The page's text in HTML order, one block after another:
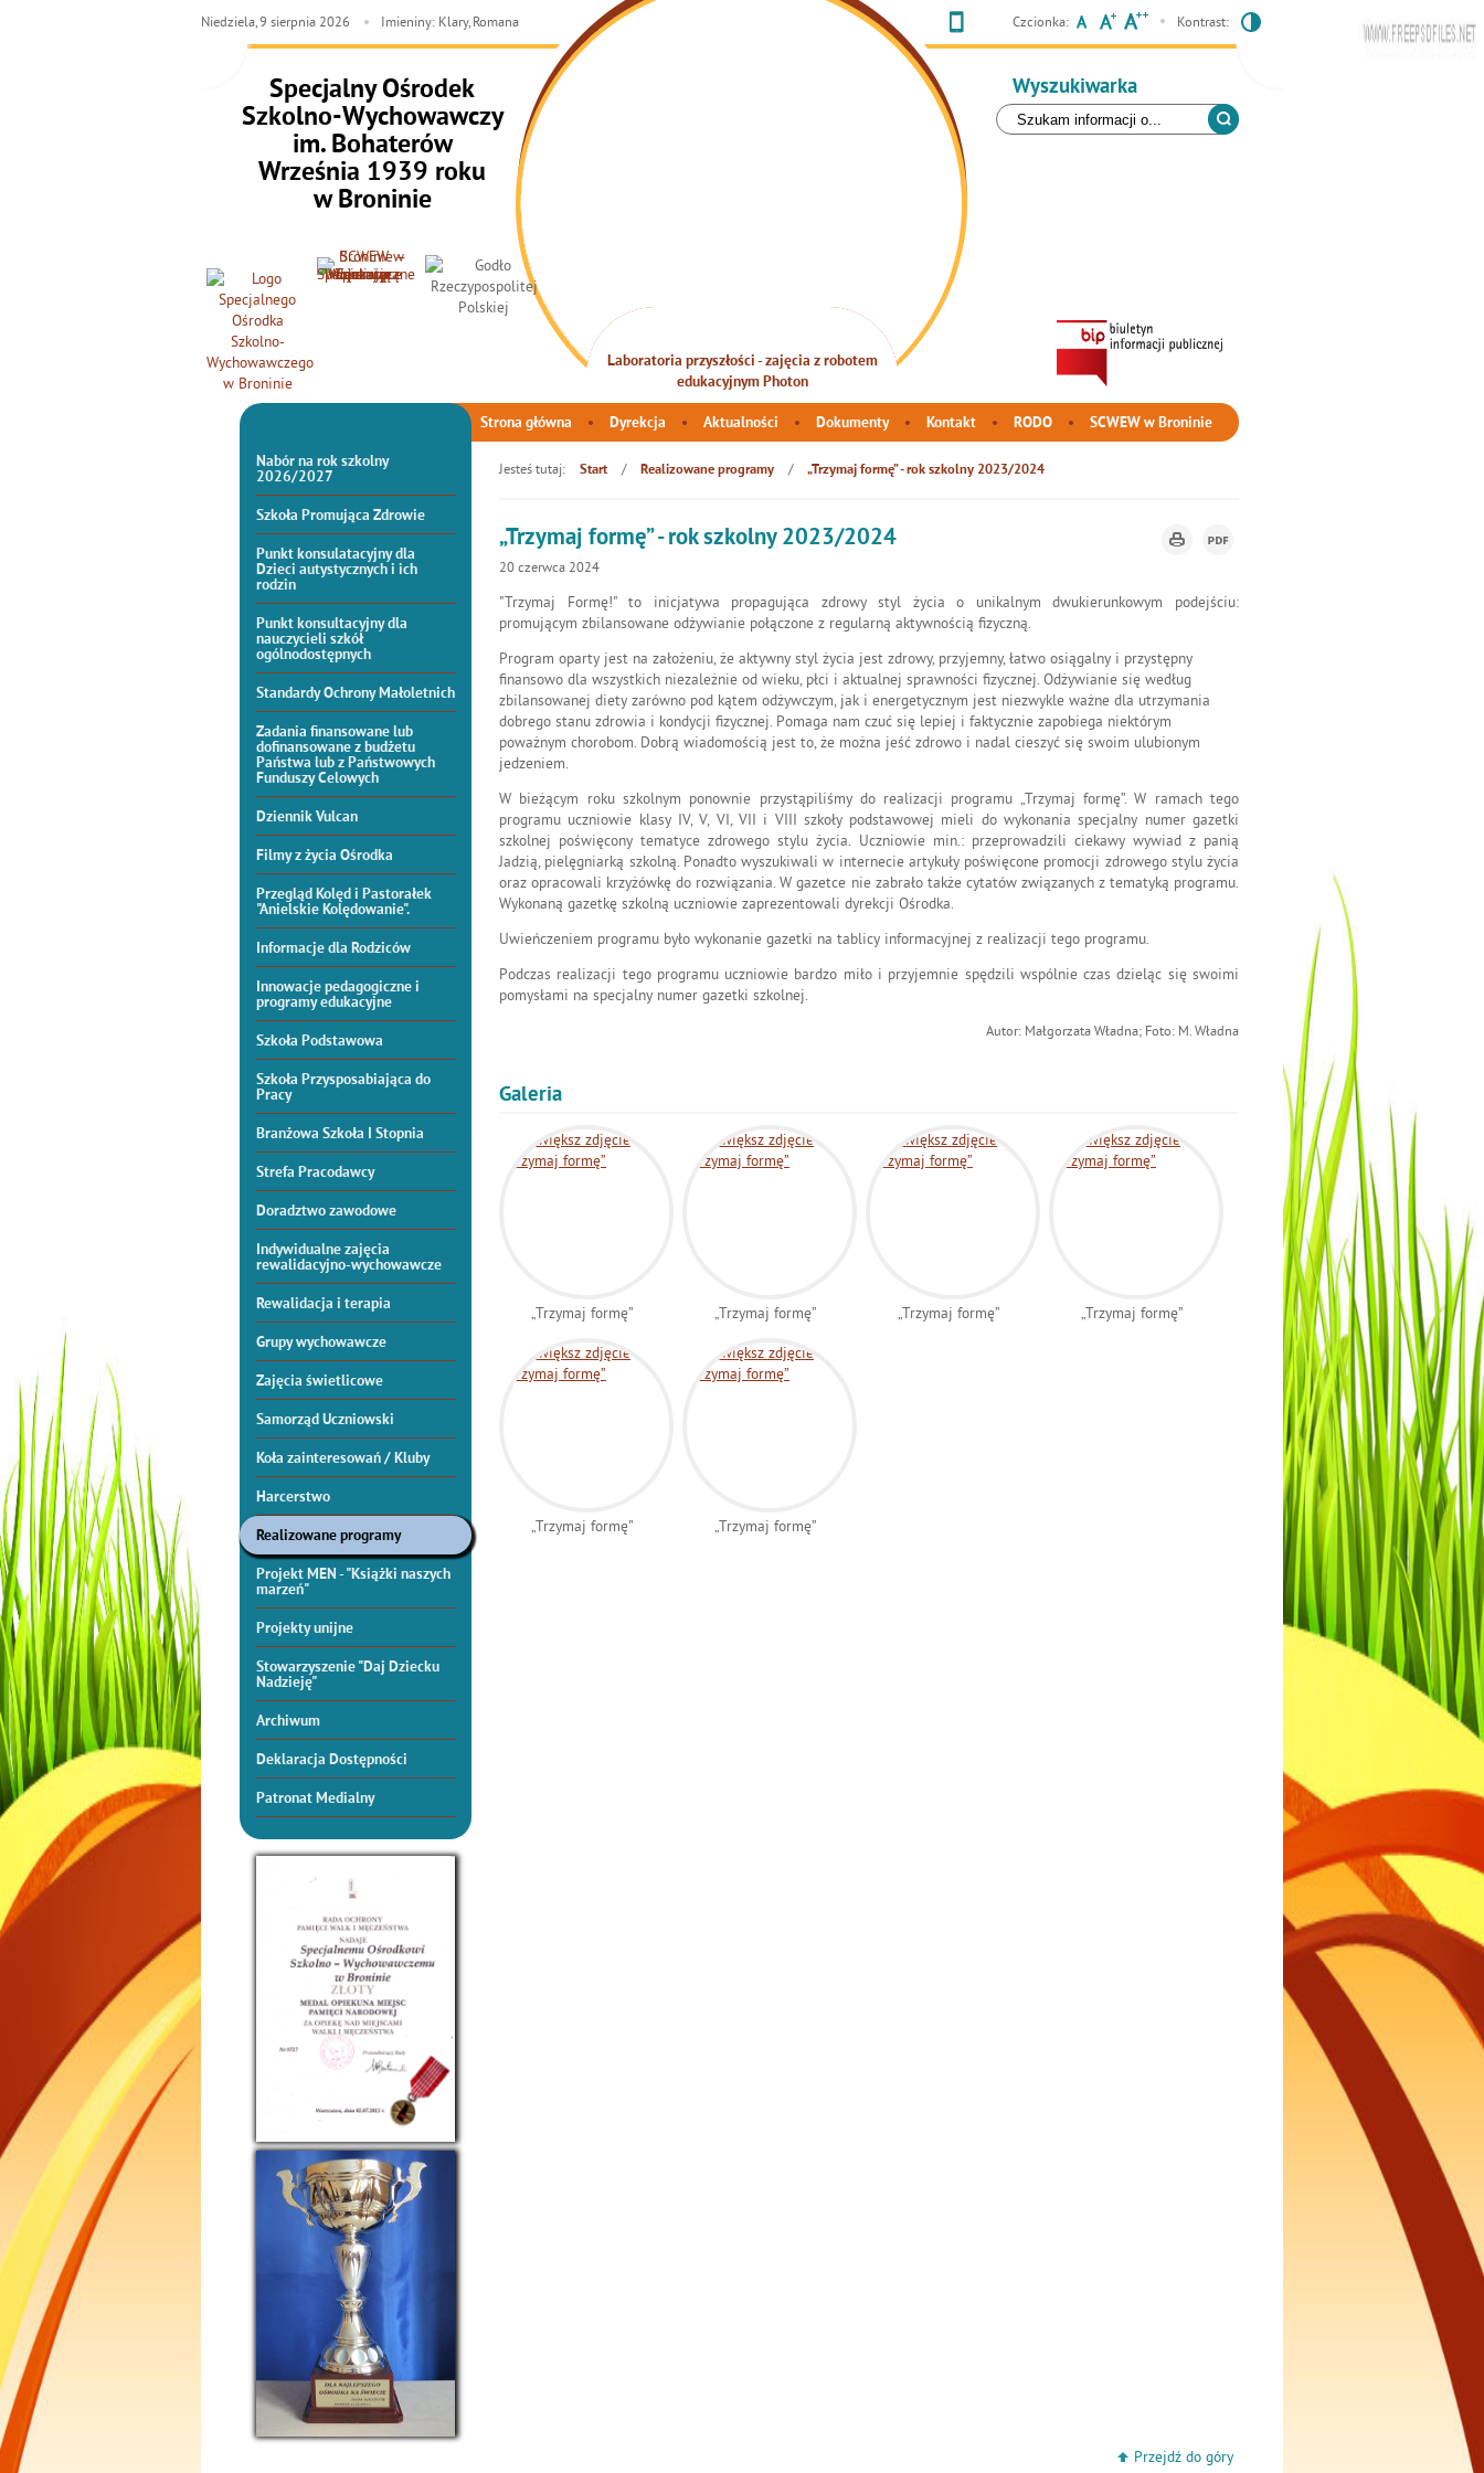
Specjalny Ośrodek
Szkolno-Wychowawczy
im. Bohaterów
Września 1939 roku
w Broninie
Czcionka: Kontrast:
Wyszukiwarka
Niedziela, 9 sierpnia 2026 Imieniny: Klary, Romana
Laboratoria przyszłości - zajęcia z robotem
edukacyjnym Photon
INTEGRACJA SENSORYCZNA
Strona główna Dyrekcja Aktualności Dokumenty Kontakt RODO SCWEW w Broninie
Nabór na rok szkolny
2026/2027
Szkoła Promująca Zdrowie
Punkt konsulatacyjny dla
Dzieci autystycznych i ich
rodzin
Punkt konsultacyjny dla
nauczycieli szkół
ogólnodostępnych
Standardy Ochrony Małoletnich
Zadania finansowane lub
dofinansowane z budżetu
Państwa lub z Państwowych
Funduszy Celowych
Dziennik Vulcan
Filmy z życia Ośrodka
Przegląd Kolęd i Pastorałek
"Anielskie Kolędowanie".
Informacje dla Rodziców
Innowacje pedagogiczne i
programy edukacyjne
Szkoła Podstawowa
Szkoła Przysposabiająca do
Pracy
Branżowa Szkoła I Stopnia
Strefa Pracodawcy
Doradztwo zawodowe
Indywidualne zajęcia
rewalidacyjno-wychowawcze
Rewalidacja i terapia
Grupy wychowawcze
Zajęcia świetlicowe
Samorząd Uczniowski
Koła zainteresowań / Kluby
Harcerstwo
Realizowane programy
Projekt MEN - "Książki naszych
marzeń"
Projekty unijne
Stowarzyszenie "Daj Dziecku
Nadzieję"
Archiwum
Deklaracja Dostępności
Patronat Medialny
Jesteś tutaj: Start / Realizowane programy / „Trzymaj formę” - rok szkolny 2023/2024
„Trzymaj formę” - rok szkolny 2023/2024
20 czerwca 2024
"Trzymaj Formę!" to inicjatywa propagująca zdrowy styl życia o unikalnym dwukierunkowym podejściu:
promującym zbilansowane odżywianie połączone z regularną aktywnością fizyczną.
Program oparty jest na założeniu, że aktywny styl życia jest zdrowy, przyjemny, łatwo osiągalny i przystępny
finansowo dla wszystkich niezależnie od wieku, płci i aktualnej sprawności fizycznej. Odżywianie się według
zbilansowanej diety zarówno pod kątem odżywczym, jak i energetycznym jest niezwykle ważne dla utrzymania
dobrego stanu zdrowia i kondycji fizycznej. Pomaga nam czuć się lepiej i faktycznie zapobiega niektórym
poważnym chorobom. Dobrą wiadomością jest to, że można jeść zdrowo i nadal cieszyć się swoim ulubionym
jedzeniem.
W bieżącym roku szkolnym ponownie przystąpiliśmy do realizacji programu „Trzymaj formę”. W ramach tego
programu uczniowie klasy IV, V, VI, VII i VIII szkoły podstawowej mieli do wykonania specjalny numer gazetki
szkolnej poświęcony tematyce zdrowego stylu życia. Uczniowie min.: przeprowadzili ciekawy wywiad z panią
Jadzią, pielęgniarką szkolną. Ponadto wyszukiwali w internecie artykuły poświęcone promocji zdrowego stylu życia
oraz opracowali krzyżówkę do rozwiązania. W gazetce nie zabrało także cytatów związanych z tematyką programu.
Wykonaną gazetkę szkolną uczniowie zaprezentowali dyrekcji Ośrodka.
Uwieńczeniem programu było wykonanie gazetki na tablicy informacyjnej z realizacji tego programu.
Podczas realizacji tego programu uczniowie bardzo miło i przyjemnie spędzili wspólnie czas dzieląc się swoimi
pomysłami na specjalny numer gazetki szkolnej.
Autor: Małgorzata Władna; Foto: M. Władna
Galeria
„Trzymaj formę” „Trzymaj formę” „Trzymaj formę” „Trzymaj formę”
„Trzymaj formę” „Trzymaj formę”
Przejdź do góry